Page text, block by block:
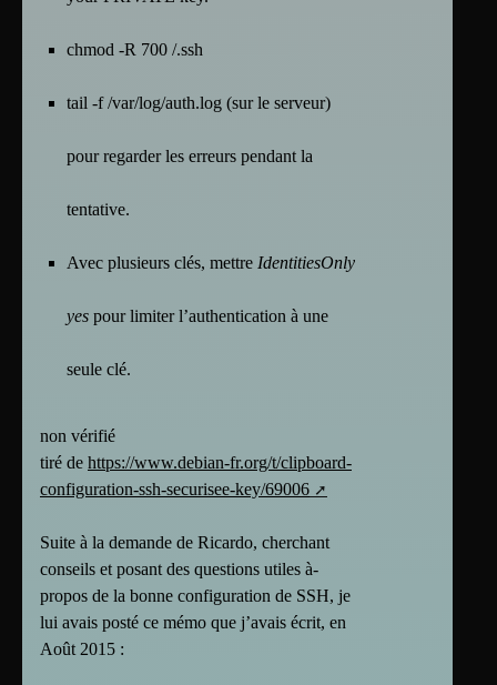
chmod -R 700 /.ssh
tail -f /var/log/auth.log (sur le serveur)
pour regarder les erreurs pendant la
tentative.
Avec plusieurs clés, mettre IdentitiesOnly
yes pour limiter l’authentication à une
seule clé.
non vérifié
tiré de https://www.debian-fr.org/t/clipboard-
configuration-ssh-securisee-key/69006
Suite à la demande de Ricardo, cherchant
conseils et posant des questions utiles à-
propos de la bonne configuration de SSH, je
lui avais posté ce mémo que j’avais écrit, en
Août 2015 :